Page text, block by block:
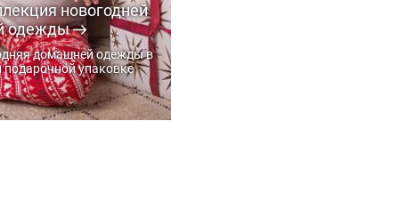
новогодней
одежды
домашней одежды в
подарочной упаковке